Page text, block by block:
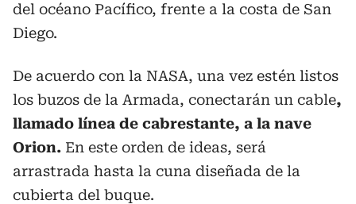
del océano Pacífico, frente a la costa de San
Diego.
De acuerdo con la NASA, una vez estén listos
los buzos de la Armada, conectarán un cable,
llamado línea de cabrestante, a la nave
Orion. En este orden de ideas, será
arrastrada hasta la cuna diseñada de la
cubierta del buque.